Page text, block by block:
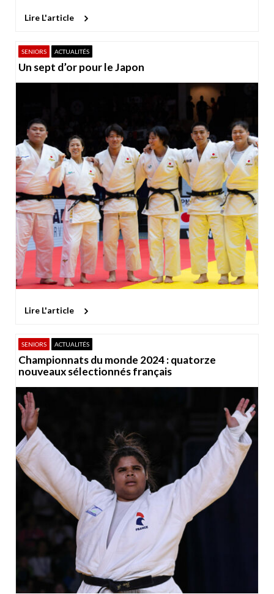
Lire L'article
SENIORS ACTUALITÉS
Un sept d’or pour le Japon
Lire L'article
SENIORS ACTUALITÉS
Championnats du monde 2024 : quatorze
nouveaux sélectionnés français